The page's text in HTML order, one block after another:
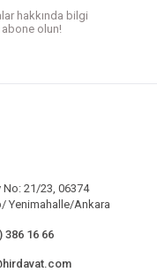
ürüne benzer farklı alternatifler
hakkında bilgi
olun!
No: 21/23, 06374
Yenimahalle/Ankara
386 16 66